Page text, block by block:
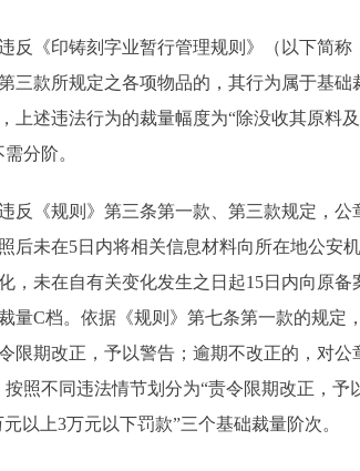
违反《印铸刻字业暂行管理规则》（以下简
三款所规定之各项物品的，其行为属于基
上述违法行为的裁量幅度为“除没收其原料
分阶。
违反《规则》第三条第一款、第三款规定，
后未在5日内将相关信息材料向所在地公安
，未在自有关变化发生之日起15日内向原
量C档。依据《规则》第七条第一款的规定
限期改正，予以警告；逾期不改正的，对公
按照不同违法情节划分为“责令限期改正，予
元以上3万元以下罚款”三个基础裁量阶次。